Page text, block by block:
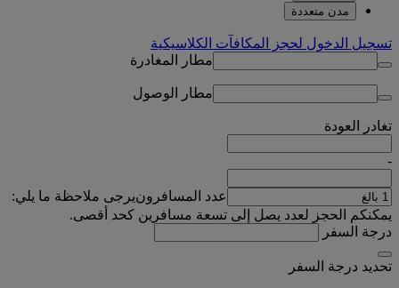
مدن متعددة
تسجيل الدخول لحجز المكافآت الكلاسيكية
مطار المغادرة
مطار الوصول
تغادر العودة
-
عدد المسافرونيرجى ملاحظة ما يلي:
يمكنكم الحجز لعدد يصل إلى تسعة مسافرين كحد أقصى.
درجة السفر
تحديد درجة السفر